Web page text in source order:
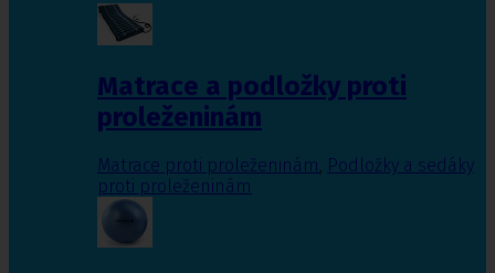
Matrace a podložky proti
proleženinám
Matrace proti proleženinám, Podložky a sedáky
proti proleženinám